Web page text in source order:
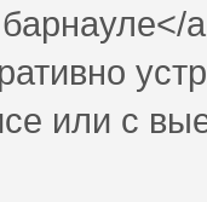
или с